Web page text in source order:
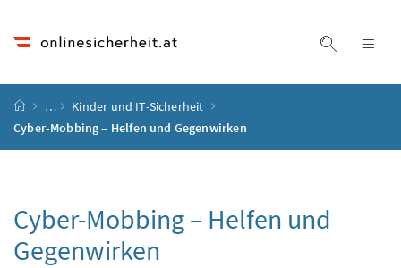
Suche
Startseite
…
Kinder und IT-Sicherheit
Cyber-Mobbing – Helfen und Gegenwirken
Cyber-Mobbing – Helfen und
Gegenwirken